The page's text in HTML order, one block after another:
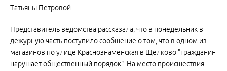
Татьяны Петровой.
Представитель ведомства рассказала, что в понедельник в
дежурную часть поступило сообщение о том, что в одном из
магазинов по улице Краснознаменская в Щелково "гражданин
нарушает общественный порядок". На место происшествия